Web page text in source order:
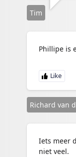
Tim
Phillipe is
Richard van
Iets meer
niet veel.